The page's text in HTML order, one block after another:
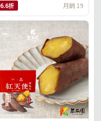
6.6折 月銷 19